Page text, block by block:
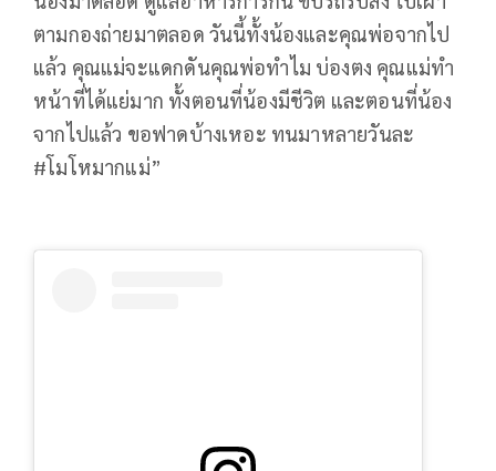
ตามกองถ่ายมาตลอด วันนี้ทั้งน้องและคุณพ่อจากไป
แล้ว คุณแม่จะแดกดันคุณพ่อทำไม บ่องตง คุณแม่ทำ
หน้าที่ได้แย่มาก ทั้งตอนที่น้องมีชีวิต และตอนที่น้อง
จากไปแล้ว ขอฟาดบ้างเหอะ ทนมาหลายวันละ
#โมโหมากแม่”